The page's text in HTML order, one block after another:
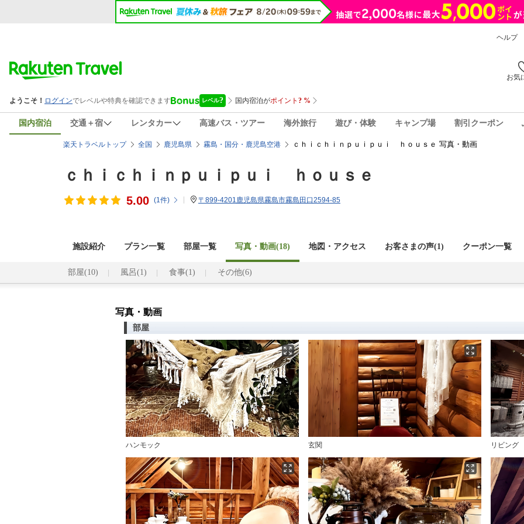
ヘルプ
お気
国内宿泊 交通＋宿 レンタカー 高速バス・ツアー 海外旅行 遊び・体験 キャンプ場 割引クーポン
楽天トラベルトップ 全国 鹿児島県 霧島・国分・鹿児島空港 ｃｈｉｃｈｉｎｐｕｉｐｕｉ ｈｏｕｓｅ 写真・動画
ｃｈｉｃｈｉｎｐｕｉｐｕｉ ｈｏｕｓｅ
5.00 (1件) 〒899-4201鹿児島県霧島市霧島田口2594-85
施設紹介 プラン一覧 部屋一覧 写真・動画(18) 地図・アクセス お客さまの声(1) クーポン一覧
部屋(10) 風呂(1) 食事(1) その他(6)
写真・動画
部屋
ハンモック 玄関 リビング